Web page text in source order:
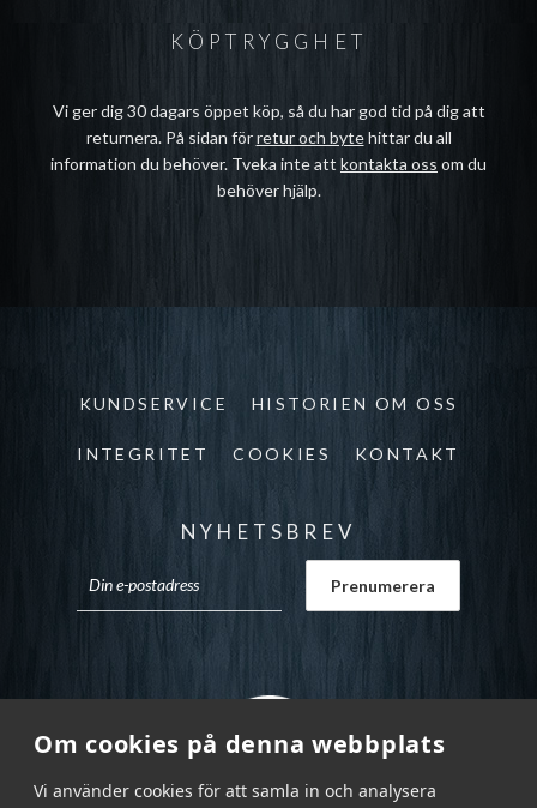
Om cookies på denna webbplats
Vi använder cookies för att samla in och analysera
KÖPTRYGGHET
Vi ger dig 30 dagars öppet köp, så du har god tid på dig att
returnera. På sidan förretur och bytehittar du all
information du behöver. Tveka inte att kontakta oss om du
behöver hjälp.
KUNDSERVICE HISTORIEN OM OSS
INTEGRITET COOKIES KONTAKT
NYHETSBREV